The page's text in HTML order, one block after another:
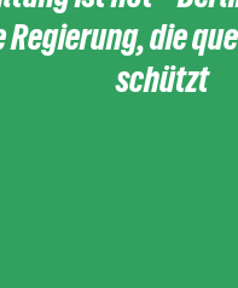
Regierung, die
schützt